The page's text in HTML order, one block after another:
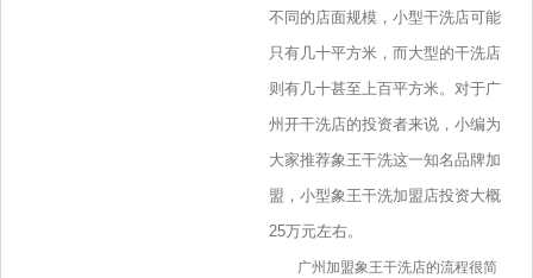
不同的店面规模，小型干洗店可能
只有几十平方米，而大型的干洗店
则有几十甚至上百平方米。对于广
州开干洗店的投资者来说，小编为
大家推荐象王干洗这一知名品牌加
盟，小型象王干洗加盟店投资大概
25万元左右。
广州加盟象王干洗店的流程很简